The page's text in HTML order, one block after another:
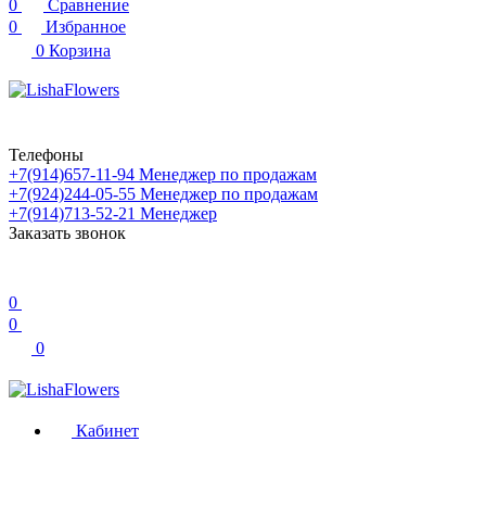
0
Сравнение
0
Избранное
0 Корзина
Телефоны
+7(914)657-11-94 Менеджер по продажам
+7(924)244-05-55 Менеджер по продажам
+7(914)713-52-21 Менеджер
Заказать звонок
0
0
0
Кабинет